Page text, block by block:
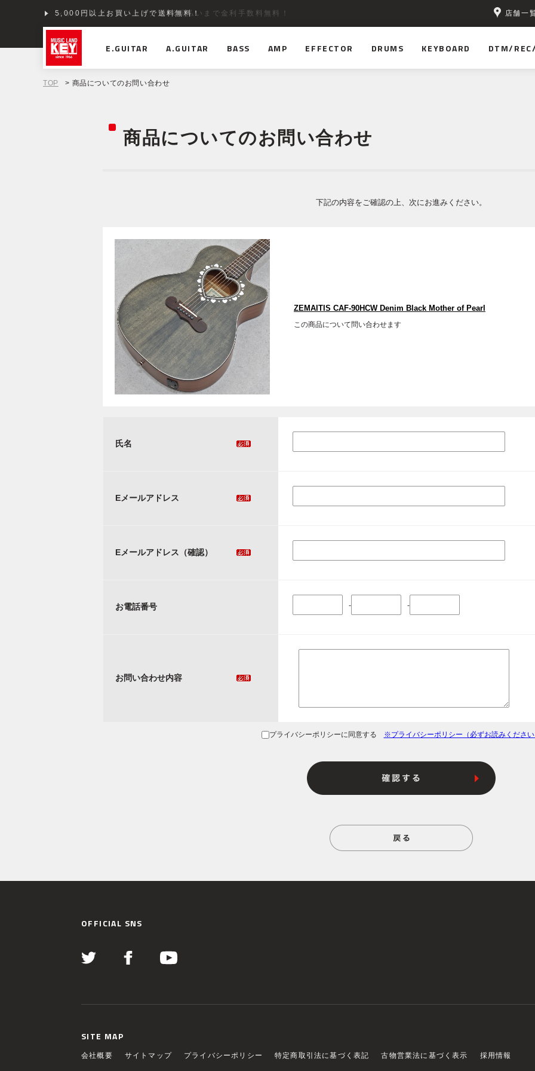
5,000円以上お買い上げで送料無料！
ショッピングクレジット分割48回払いまで金利手数料無料！ 店舗一
E.GUITAR A.GUITAR BASS AMP EFFECTOR DRUMS KEYBOARD DTM/
TOP > 商品についてのお問い合わせ
商品についてのお問い合わせ
下記の内容をご確認の上、次にお進みください。
ZEMAITIS CAF-90HCW Denim Black Mother of Pearl
この商品について問い合わせます
氏名
Eメールアドレス
Eメールアドレス（確認）
お電話番号 - -
お問い合わせ内容
プライバシーポリシーに同意する ※プライバシーポリシー（必ずお読みくださ
OFFICIAL SNS
SITE MAP
会社概要 サイトマップ プライバシーポリシー 特定商取引法に基づく表記 古物営業法に基づく表示 採用情報